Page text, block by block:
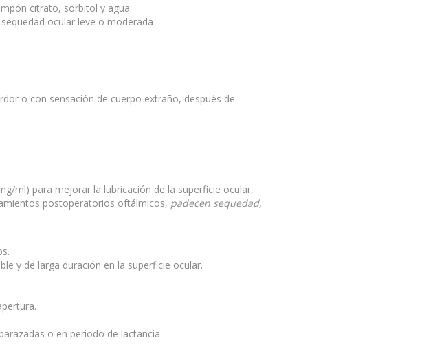
citrato, sorbitol y agua.
ocular leve o moderada
o con sensación de cuerpo extraño, después de
ml) para mejorar la lubricación de la superficie ocular,
postoperatorios oftálmicos, padecen sequedad,
y de larga duración en la superficie ocular.
o en periodo de lactancia.